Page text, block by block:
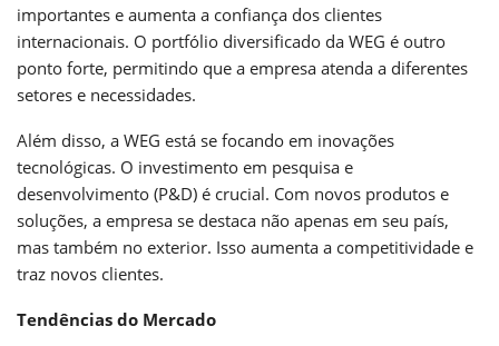
importantes e aumenta a confiança dos clientes
internacionais. O portfólio diversificado da WEG é outro
ponto forte, permitindo que a empresa atenda a diferentes
setores e necessidades.
Além disso, a WEG está se focando em inovações
tecnológicas. O investimento em pesquisa e
desenvolvimento (P&D) é crucial. Com novos produtos e
soluções, a empresa se destaca não apenas em seu país,
mas também no exterior. Isso aumenta a competitividade e
traz novos clientes.
Tendências do Mercado